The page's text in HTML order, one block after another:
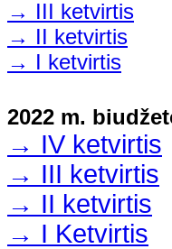
→ III ketvirtis
→ II ketvirtis
→ I ketvirtis
2022 m.
→ IV ketvirtis
→ III ketvirtis
→ II ketvirtis
→ I Ketvirtis